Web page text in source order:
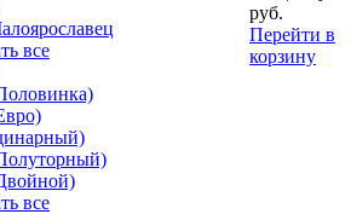
все
все
руб.
Перейти в
корзину